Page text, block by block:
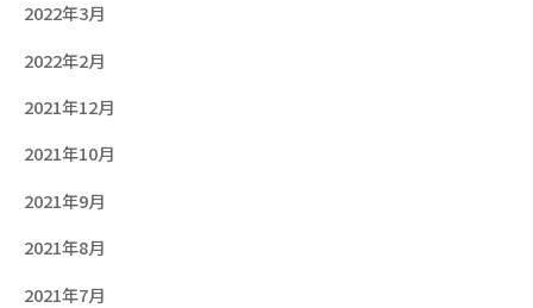
2022年3月
2022年2月
2021年12月
2021年10月
2021年9月
2021年8月
2021年7月